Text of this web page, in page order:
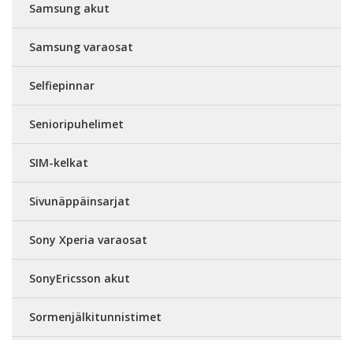
Samsung akut
Samsung varaosat
Selfiepinnar
Senioripuhelimet
SIM-kelkat
Sivunäppäinsarjat
Sony Xperia varaosat
SonyEricsson akut
Sormenjälkitunnistimet